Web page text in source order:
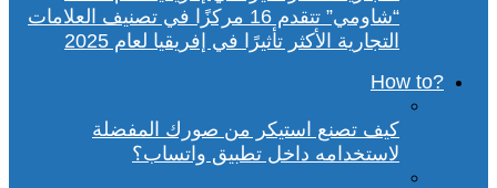
“شاومي” تتقدم 16 مركزًا في تصنيف العلامات
التجارية الأكثر تأثيرًا في إفريقيا لعام 2025
?How to
كيف تصنع استيكر من صورك المفضلة
لاستخدامه داخل تطبيق واتساب؟